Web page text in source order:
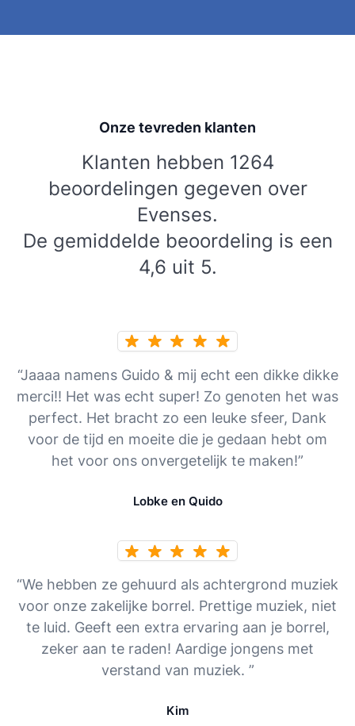
Onze tevreden klanten
Klanten hebben 1264
beoordelingen gegeven over
Evenses.
De gemiddelde beoordeling is een
4,6 uit 5.
“Jaaaa namens Guido & mij echt een dikke dikke
merci!! Het was echt super! Zo genoten het was
perfect. Het bracht zo een leuke sfeer, Dank
voor de tijd en moeite die je gedaan hebt om
het voor ons onvergetelijk te maken!”
Lobke en Quido
“We hebben ze gehuurd als achtergrond muziek
voor onze zakelijke borrel. Prettige muziek, niet
te luid. Geeft een extra ervaring aan je borrel,
zeker aan te raden! Aardige jongens met
verstand van muziek. ”
Kim